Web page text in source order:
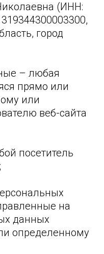
(ИНН:
город
– любая
прямо или
или
веб-сайта
посетитель
на
данных
определенному